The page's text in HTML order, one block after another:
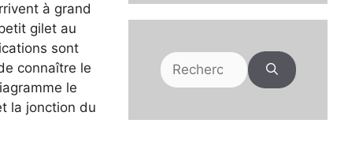
à grand
gilet au
sont
connaître le
le
la jonction du
Rechercher :